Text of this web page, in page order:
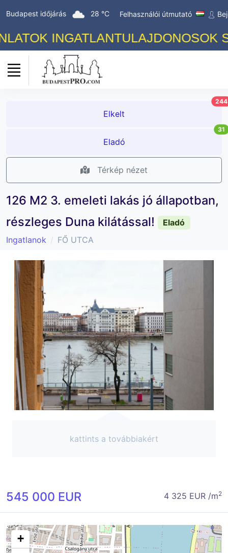
Budapest időjárás 28 °C Felhasználói útmutató
INGATLANTULAJDONOSOK
Elkelt
244
Eladó
31
Térkép nézet
126 M2 3. emeleti lakás jó állapotban,
részleges Duna kilátással!
Eladó
Ingatlanok
FŐ UTCA
kattints a továbbiakért
545 000 EUR 4 325 EUR /m2
+